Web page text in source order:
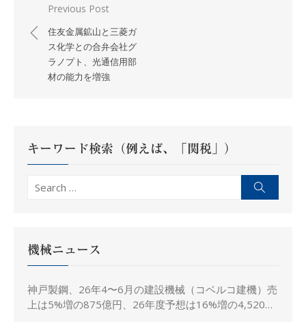
稿
ョ
ン
Previous Post
住友金属鉱山と三菱ガ
ス化学との合弁会社グ
ラノプト、光通信用部
材の能力を増強
キーワード検索（例えば、「関税」）
Search
機械ニュース
神戸製鋼、26年4〜6月の建設機械（コベルコ建機）売
上は5%増の875億円、26年度予想は16%増の4,520億